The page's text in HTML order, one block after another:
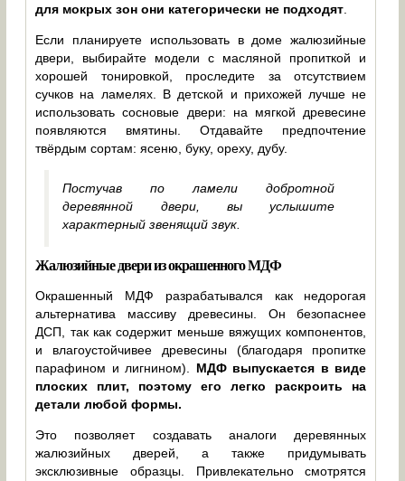
для мокрых зон они категорически не подходят.
Если планируете использовать в доме жалюзийные
двери, выбирайте модели с масляной пропиткой и
хорошей тонировкой, проследите за отсутствием
сучков на ламелях. В детской и прихожей лучше не
использовать сосновые двери: на мягкой древесине
появляются вмятины. Отдавайте предпочтение
твёрдым сортам: ясеню, буку, ореху, дубу.
Постучав по ламели добротной
деревянной двери, вы услышите
характерный звенящий звук.
Жалюзийные двери из окрашенного МДФ
Окрашенный МДФ разрабатывался как недорогая
альтернатива массиву древесины. Он безопаснее
ДСП, так как содержит меньше вяжущих компонентов,
и влагоустойчивее древесины (благодаря пропитке
парафином и лигнином). МДФ выпускается в виде
плоских плит, поэтому его легко раскроить на
детали любой формы.
Это позволяет создавать аналоги деревянных
жалюзийных дверей, а также придумывать
эксклюзивные образцы. Привлекательно смотрятся